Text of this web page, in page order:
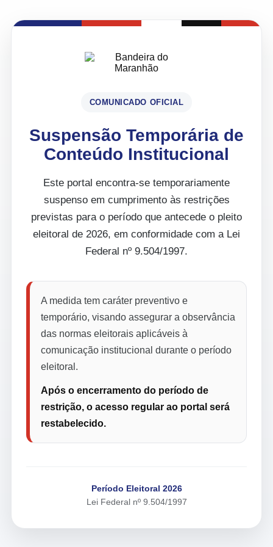
COMUNICADO OFICIAL
Suspensão Temporária de
Conteúdo Institucional
Este portal encontra-se temporariamente
suspenso em cumprimento às restrições
previstas para o período que antecede o pleito
eleitoral de 2026, em conformidade com a Lei
Federal nº 9.504/1997.
A medida tem caráter preventivo e
temporário, visando assegurar a observância
das normas eleitorais aplicáveis à
comunicação institucional durante o período
eleitoral.
Após o encerramento do período de
restrição, o acesso regular ao portal será
restabelecido.
Período Eleitoral 2026
Lei Federal nº 9.504/1997